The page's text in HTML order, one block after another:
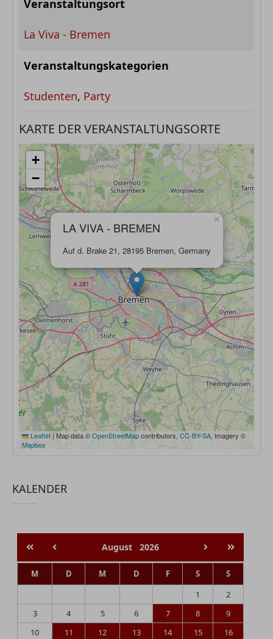
Veranstaltungsort
La Viva - Bremen
Veranstaltungskategorien
Studenten, Party
KARTE DER VERANSTALTUNGSORTE
LA VIVA - BREMEN
Auf d. Brake 21, 28195 Bremen, Germany
×
+
−
Leaflet | Map data ©OpenStreetMapcontributors, CC-BY-SA, Imagery ©
Mapbox
KALENDER
August 2026
M D M D F S
S
1
2
3
4 5 6 7 8
9
10
11 12 13 14 15
16